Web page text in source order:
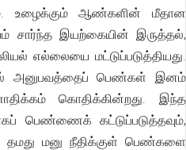
உழைக்கும் ஆண்களின் மீதான
சார்ந்த இயற்கையின் இருத்தல்,
எல்லையை மட்டுப்படுத்தியது.
அனுபவத்தைப் பெண்கள் இனம்
கொதிக்கின்றது. இந்த
பெண்ணைக் கட்டுப்படுத்தவும்,
மனு நீதிக்குள் பெண்களை